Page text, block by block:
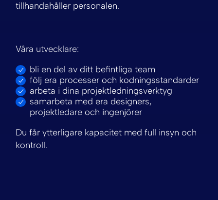
tillhandahåller personalen.
Våra utvecklare:
bli en del av ditt befintliga team
följ era processer och kodningsstandarder
arbeta i dina projektledningsverktyg
samarbeta med era designers,
projektledare och ingenjörer
Du får ytterligare kapacitet med full insyn och
kontroll.